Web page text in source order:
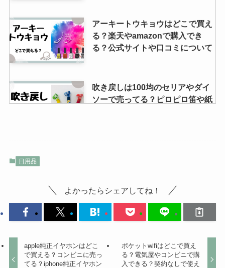
小さいダンボールはどこで買え
る？100均やホームセンターに売
ってる？ヤマトや郵便局で購入で
アーキートウキョウはどこで買え
る？楽天やamazonで購入でき
る？公式サイトや口コミについて
吹き戻しは100均のセリアやダイ
ソーで売ってる？ピロピロ笛や紙
マッサージ棒はダイソーやセリア
日用品
よかったらシェアしてね！
apple純正イヤホンはどこ
で買える？コンビニに売っ
てる？iphone純正イヤホン
ポケットwifiはどこで買え
る？電気屋やコンビニで購
入できる？契約なしで使え